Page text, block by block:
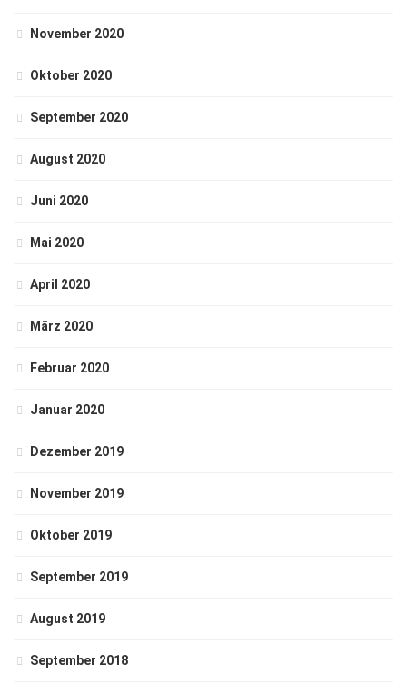
November 2020
Oktober 2020
September 2020
August 2020
Juni 2020
Mai 2020
April 2020
März 2020
Februar 2020
Januar 2020
Dezember 2019
November 2019
Oktober 2019
September 2019
August 2019
September 2018